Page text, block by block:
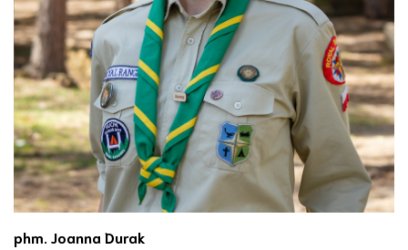
phm. Joanna Durak